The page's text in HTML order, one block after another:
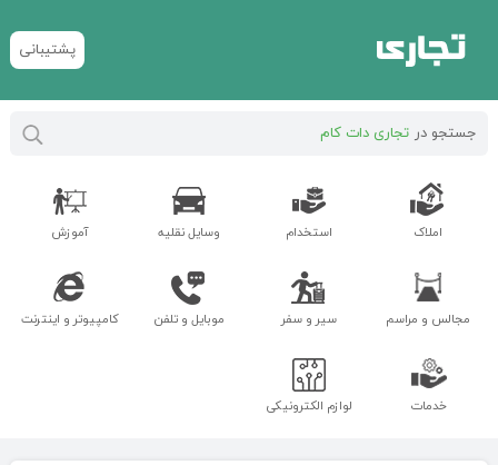
پشتیبانی
جستجو در تجاری دات کام
املاک استخدام وسایل نقلیه آموزش
مجالس و مراسم سیر و سفر موبایل و تلفن کامپیوتر و اینترنت
خدمات لوازم الکترونیکی